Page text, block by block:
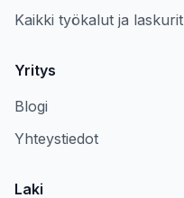
Kaikki työkalut ja laskurit
Yritys
Blogi
Yhteystiedot
Laki